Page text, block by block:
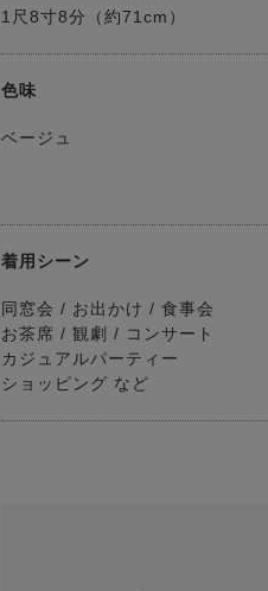
1尺8寸8分（約71cm）
色味
ベージュ
着用シーン
同窓会 / お出かけ / 食事会
お茶席 / 観劇 / コンサート
カジュアルパーティー
ショッピング など